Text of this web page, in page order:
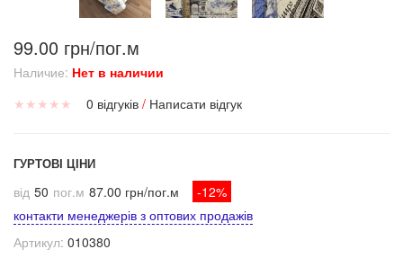
99.00 грн/пог.м
Наличие: Нет в наличии
★ ★ ★ ★ ★ 0 відгуків / Написати відгук
ГУРТОВІ ЦІНИ
від 50 пог.м 87.00 грн/пог.м
-12%
контакти менеджерів з оптових продажів
Артикул: 010380